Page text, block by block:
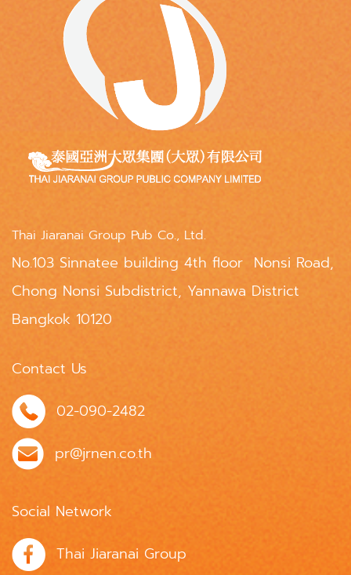
Thai Jiaranai Group Pub Co., Ltd.
No.103 Sinnatee building 4th floor Nonsi Road,
Chong Nonsi Subdistrict, Yannawa District
Bangkok 10120
Contact Us
02-090-2482
pr@jrnen.co.th
Social Network
Thai Jiaranai Group